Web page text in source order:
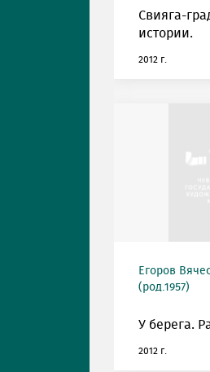
Свияга-
истории.
2012 г.
Егоров
(род.1957)
У берега.
2012 г.